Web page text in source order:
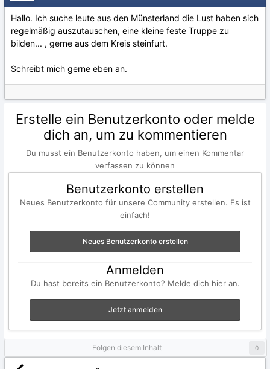
Hallo. Ich suche leute aus den Münsterland die Lust haben sich
regelmäßig auszutauschen, eine kleine feste Truppe zu
bilden... , gerne aus dem Kreis steinfurt.
Schreibt mich gerne eben an.
Erstelle ein Benutzerkonto oder melde
dich an, um zu kommentieren
Du musst ein Benutzerkonto haben, um einen Kommentar
verfassen zu können
Benutzerkonto erstellen
Neues Benutzerkonto für unsere Community erstellen. Es ist
einfach!
Neues Benutzerkonto erstellen
Anmelden
Du hast bereits ein Benutzerkonto? Melde dich hier an.
Jetzt anmelden
Folgen diesem Inhalt 0